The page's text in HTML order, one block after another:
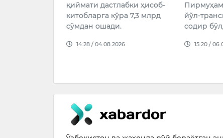
қиймати дастлабки ҳисоб-
китобларга кўра 7,3 млрд
сўмдан ошади.
14:28 / 04.08.2026
йўл-
содир
15:20 /